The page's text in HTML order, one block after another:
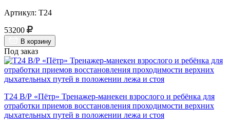
Артикул: Т24
53200
В корзину
Под заказ
Т24 В/Р «Пётр» Тренажер-манекен взрослого и ребёнка для
отработки приемов восстановления проходимости верхних
дыхательных путей в положении лежа и стоя